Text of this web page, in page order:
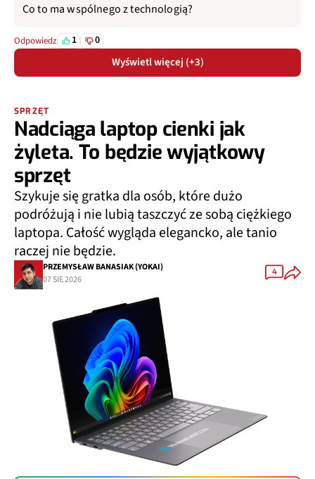
Co to ma wspólnego z technologią?
Odpowiedz 1 0
Wyświetl więcej (+3)
SPRZĘT
Nadciąga laptop cienki jak
żyleta. To będzie wyjątkowy
sprzęt
Szykuje się gratka dla osób, które dużo
podróżują i nie lubią taszczyć ze sobą ciężkiego
laptopa. Całość wygląda elegancko, ale tanio
raczej nie będzie.
PRZEMYSŁAW BANASIAK (YOKAI)
07 SIE 2026
4